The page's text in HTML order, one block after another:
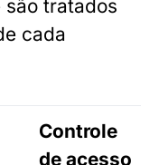
tratados
cada
Controle
de acesso